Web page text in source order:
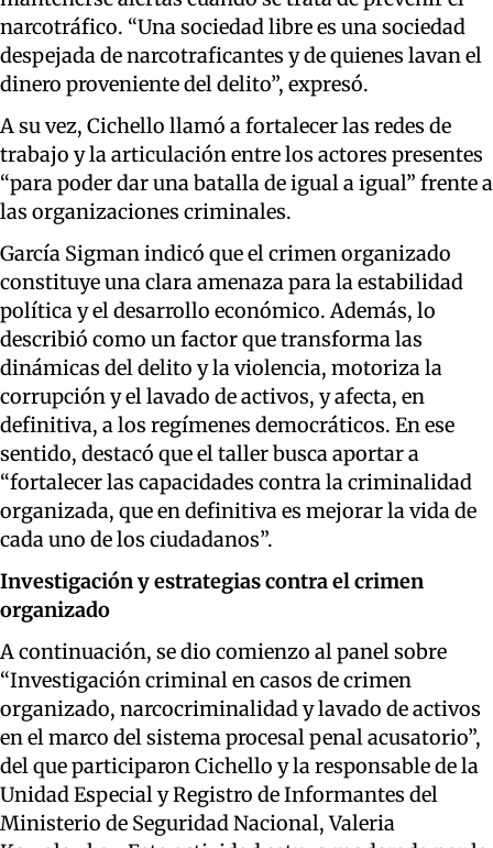
narcotráfico. “Una sociedad libre es una sociedad
despejada de narcotraficantes y de quienes lavan el
dinero proveniente del delito”, expresó.
A su vez, Cichello llamó a fortalecer las redes de
trabajo y la articulación entre los actores presentes
“para poder dar una batalla de igual a igual” frente a
las organizaciones criminales.
García Sigman indicó que el crimen organizado
constituye una clara amenaza para la estabilidad
política y el desarrollo económico. Además, lo
describió como un factor que transforma las
dinámicas del delito y la violencia, motoriza la
corrupción y el lavado de activos, y afecta, en
definitiva, a los regímenes democráticos. En ese
sentido, destacó que el taller busca aportar a
“fortalecer las capacidades contra la criminalidad
organizada, que en definitiva es mejorar la vida de
cada uno de los ciudadanos”.
Investigación y estrategias contra el crimen
organizado
A continuación, se dio comienzo al panel sobre
“Investigación criminal en casos de crimen
organizado, narcocriminalidad y lavado de activos
en el marco del sistema procesal penal acusatorio”,
del que participaron Cichello y la responsable de la
Unidad Especial y Registro de Informantes del
Ministerio de Seguridad Nacional, Valeria